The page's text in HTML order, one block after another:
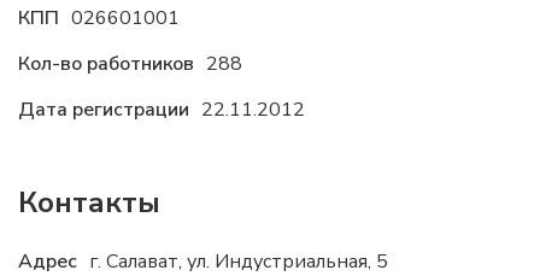
КПП 026601001
Кол-во работников 288
Дата регистрации 22.11.2012
Контакты
Адрес г. Салават, ул. Индустриальная, 5